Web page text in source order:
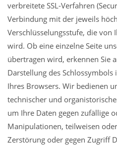
verbreitete SSL-Verfahren
Verbindung mit der jeweils
Verschlüsselungsstufe, die
wird. Ob eine einzelne Seite
übertragen wird, erkennen Sie
Darstellung des
Ihres Browsers. Wir bedienen
technischer und
um Ihre Daten gegen zufällige
Manipulationen, teilweisen
Zerstörung oder gegen Zugriff